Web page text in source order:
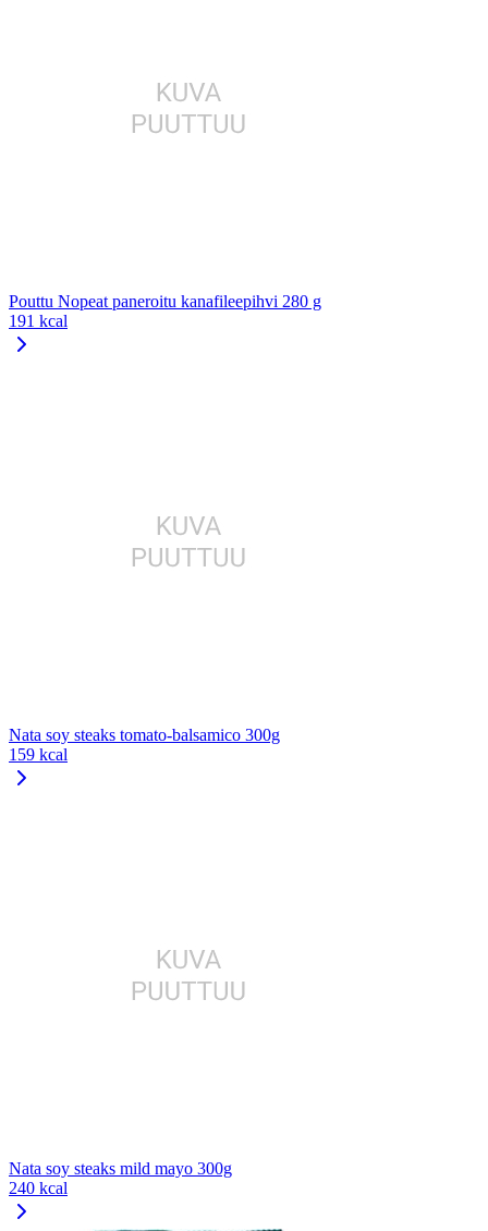
Pouttu Nopeat paneroitu kanafileepihvi 280 g
191 kcal
Nata soy steaks tomato-balsamico 300g
159 kcal
Nata soy steaks mild mayo 300g
240 kcal